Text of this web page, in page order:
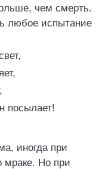
чем смерть.
любое испытание
посылает!
иногда при
мраке. Но при